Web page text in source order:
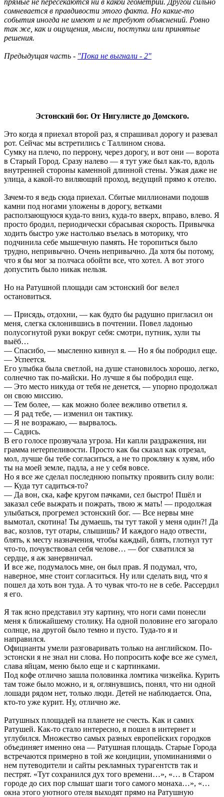
сомневается в правдивости этого факта. Но какие-то
события иногда не имеют и не требуют объяснений. Ровно
так же, как и ощущения, мысли, поступки или принятые
решения.
Предыдущая часть - "Пока не выгнали - 2"
Эстонский бог. От Нигулисте до Домского.
Это когда я приехал второй раз, я спрашивал дорогу и разевал
рот. Сейчас мы встретились с Таллином снова.
Сумку на плечо, по перрону, через дорогу, и вот они — ворота
в Старый Город. Сразу налево — я тут уже был как-то, вдоль
внутренней стороны каменной длинной стены. Узкая даже не
улица, а какой-то виляющий проход, ведущий прямо к отелю.
Зачем-то я ведь сюда приехал. Сбитые миллионами подошв
камни под ногами уложены в дорогу, ветками
расползающуюся куда-то вниз, куда-то вверх, вправо, влево. Я
просто бродил, периодически сбрасывая скорость. Привычка
ходить быстро уже настолько въелась в моторику, что
подчинила себе мышечную память. Не торопиться было
трудно, непривычно. Очень непривычно. Да хотя бы потому,
что я бы мог за полчаса обойти все, что хотел. А вот этого
допустить было никак нельзя.
Но на Ратушной площади сам эстонский бог велел
остановиться.
— Присядь, отдохни, — как будто бы радушно пригласил он
меня, слегка склонившись в почтении. Повел ладонью
полусогнутой руки вокруг себя: смотри, путник, хули ты
выёб…
— Спасибо, — мысленно кивнул я. — Но я бы побродил еще.
— Успеется.
Его улыбка была светлой, на душе становилось хорошо, легко,
солнечно так по-майски. Но лучше я бы побродил еще.
— Это место никуда от тебя не денется, — упорно продолжал
он свою миссию.
— Тем более, — как можно более вежливо ответил я.
— Я рад тебе, — изменил он тактику.
— Я не возражаю, — вырвалось.
— Садись.
В его голосе прозвучала угроза. Ни капли раздражения, ни
грамма нетерпеливости. Просто как бы сказал как отрезал,
мол, лучше бы тебе согласиться, а не то прокляну к хуям, ибо
ты на моей земле, падла, а не у себя вовсе.
Но я все же сделал последнюю попытку проявить силу воли:
— Куда тут садиться-то?
— Да вон, ска, кафе кругом пачками, сел быстро! Пшёл и
заказал себе выжрать и пожрать, твою ж мать! — продолжая
улыбаться, прогремел эстонский бог. — Все нервы мне
вымотал, скотина! Ты думаешь, ты тут такой у меня один?! Да
вас, козлов, тут отары, слышишь? И каждого надо отвести,
блять, к месту назначения, чтобы каждый, блять, глотнул тут
что-то, почувствовал себя челове… — бог схватился за
сердце, я аж занервничал.
И все же, подумалось мне, он был прав. Я подумал, что,
наверное, мне стоит согласиться. Ну или сделать вид, что я
пошел да хоть вон туда. А то чувак что-то не в себе. Рассердил
я его.
Я так ясно представил эту картину, что ноги сами понесли
меня к ближайшему столику. На одной половине его загорало
солнце, на другой было темно и пусто. Туда-то я и
направился.
Официанты умели разговаривать только на английском. По-
эстонски я не знал ни слова. Но попросить кофе все же сумел,
слава яйцам, меню было еще и с картинками.
Под кофе отлично зашла половинка ломтика чизкейка. Курить
там тоже было можно, и я, оглянувшись, понял, что ни одной
лошади рядом нет, только люди. Детей не наблюдается. Опа,
кто-то уже курит. Ну, отлично же.
Ратушных площадей на планете не счесть. Как и самих
Ратушей. Как-то стало интересно, я пошел в интернет и
углубился. Множество самых разных европейских городков
объединяет именно она — Ратушная площадь. Старые Города
встречаются примерно в той же кондиции, упоминаниями о
нем путеводители и сайты рекламных турагентств так и
пестрят. «Тут сохранился дух того времени…», «… в Старом
городе до сих пор слышат шаги того самого монаха…», «…
окна этого уютного отеля выходят прямо на Ратушную